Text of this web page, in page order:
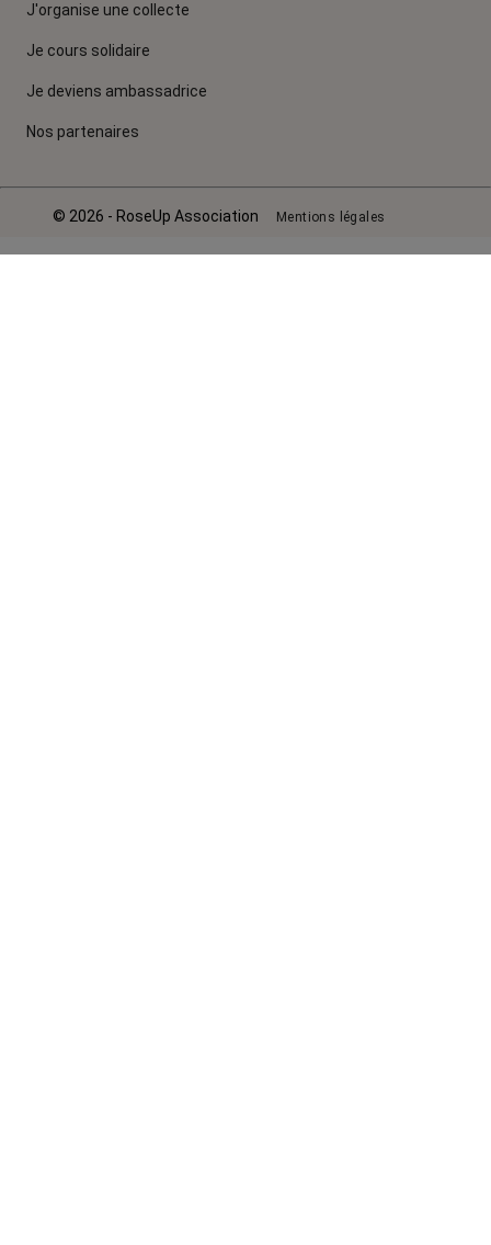
J'organise une collecte
Je cours solidaire
Je deviens ambassadrice
Nos partenaires
© 2026 - RoseUp Association Mentions légales